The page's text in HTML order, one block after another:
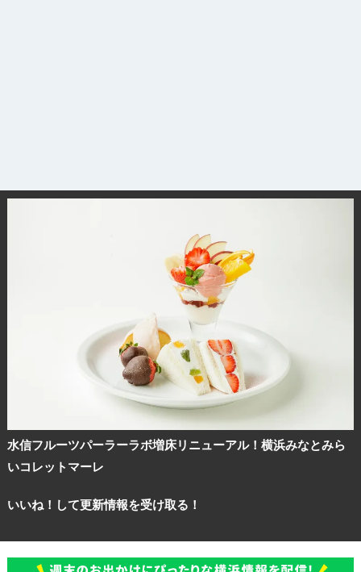
水信フルーツパーラーラボ増床リニューアル！横浜みなとみら
いコレットマーレ
いいね！して更新情報を受け取る！